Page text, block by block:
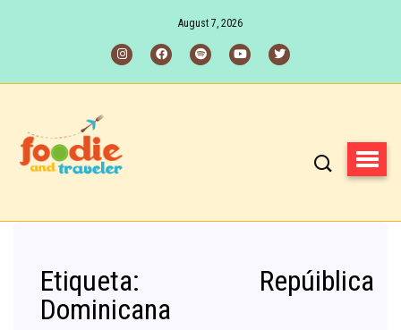
August 7, 2026
Etiqueta: Repúiblica
Dominicana